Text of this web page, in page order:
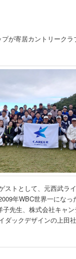
が寄居カントリークラ
ストとして、元西武ラ
年WBC世界一にな
子先生、株式会社キャ
ダックデザインの上田